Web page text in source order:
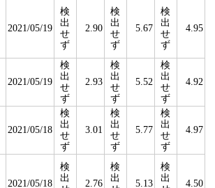
2021/05/19
検
出
せ
ず
2.90
検
出
せ
ず
5.67
検
出
せ
ず
4.95
2021/05/19
検
出
せ
ず
2.93
検
出
せ
ず
5.52
検
出
せ
ず
4.92
2021/05/18
検
出
せ
ず
3.01
検
出
せ
ず
5.77
検
出
せ
ず
4.97
2021/05/18
検
出
2.76
検
出
5.13
検
出
4.50